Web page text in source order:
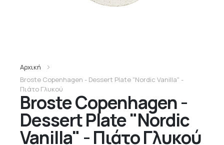
Broste Copenhagen -
Dessert Plate "Nordic
Vanilla" - Πιάτο Γλυκού
Αρχική
Broste Copenhagen - Dessert Plate "Nordic Vanilla" -
Πιάτο Γλυκού